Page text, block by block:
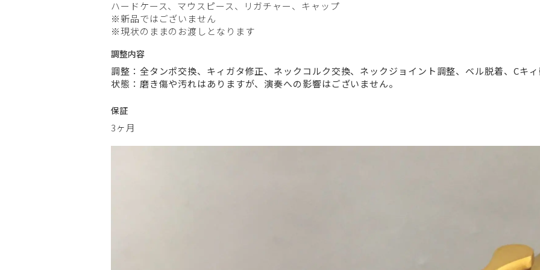
ハードケース、マウスピース、リガチャー、キャップ
※新品ではございません
※現状のままのお渡しとなります
調整内容
調整：全タンポ交換、キィガタ修正、ネックコルク交換、ネックジョイント調整、ベル脱着、Cキ
状態：磨き傷や汚れはありますが、演奏への影響はございません。
保証
3ヶ月